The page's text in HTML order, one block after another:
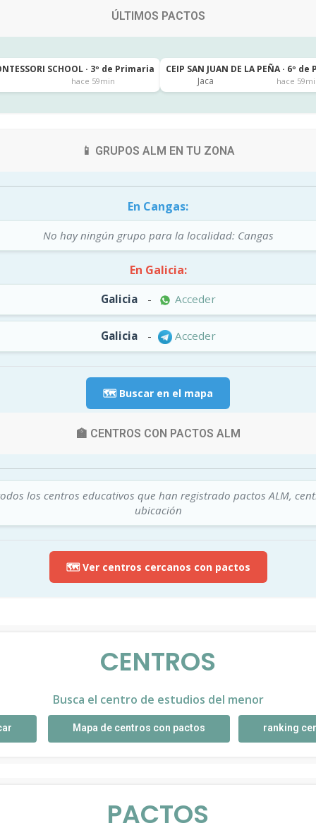
ÚLTIMOS PACTOS
SCHOOL · 3º de Primaria
hace 59min
CEIP SAN JUAN DE LA PEÑA · 6º
Jaca
hace
📱 GRUPOS ALM EN TU ZONA
En Cangas:
No hay ningún grupo para la localidad: Cangas
En Galicia:
Galicia - Acceder
Galicia - Acceder
🗺️ Buscar en el mapa
🏫 CENTROS CON PACTOS ALM
los centros educativos que han registrado pactos ALM,
ubicación
🗺️ Ver centros cercanos con pactos
CENTROS
Busca el centro de estudios del menor
Mapa de centros con pactos ranking
PACTOS